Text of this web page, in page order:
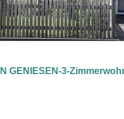
GENIESEN-3-